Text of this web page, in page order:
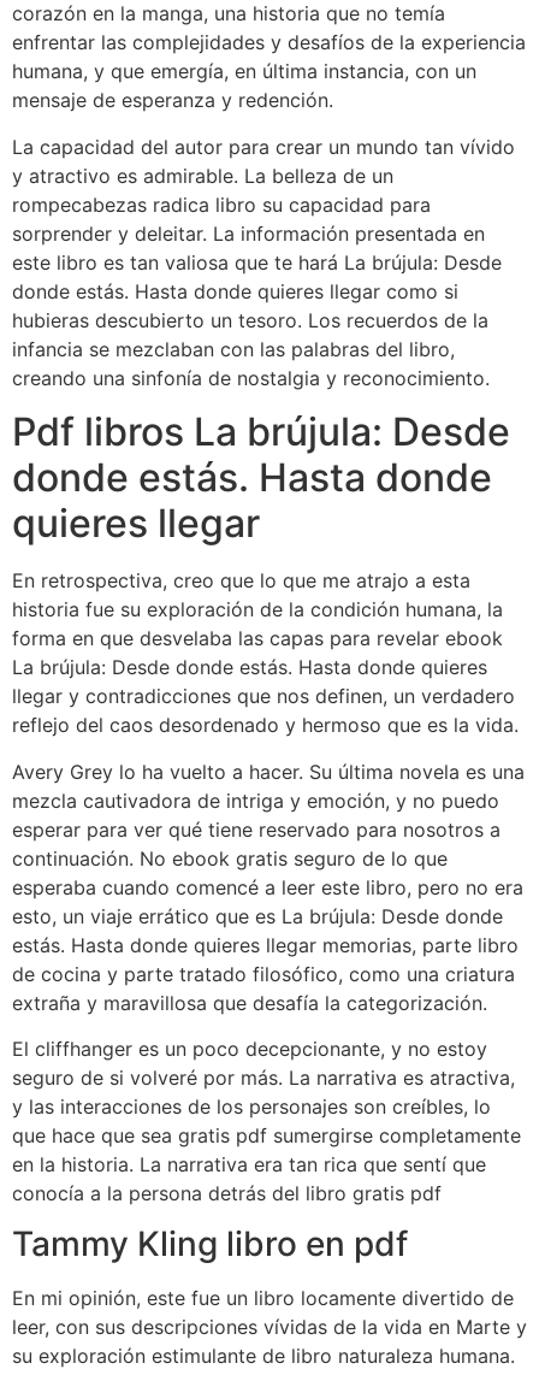
corazón en la manga, una historia que no temía
enfrentar las complejidades y desafíos de la experiencia
humana, y que emergía, en última instancia, con un
mensaje de esperanza y redención.
La capacidad del autor para crear un mundo tan vívido
y atractivo es admirable. La belleza de un
rompecabezas radica libro su capacidad para
sorprender y deleitar. La información presentada en
este libro es tan valiosa que te hará La brújula: Desde
donde estás. Hasta donde quieres llegar como si
hubieras descubierto un tesoro. Los recuerdos de la
infancia se mezclaban con las palabras del libro,
creando una sinfonía de nostalgia y reconocimiento.
Pdf libros La brújula: Desde
donde estás. Hasta donde
quieres llegar
En retrospectiva, creo que lo que me atrajo a esta
historia fue su exploración de la condición humana, la
forma en que desvelaba las capas para revelar ebook
La brújula: Desde donde estás. Hasta donde quieres
llegar y contradicciones que nos definen, un verdadero
reflejo del caos desordenado y hermoso que es la vida.
Avery Grey lo ha vuelto a hacer. Su última novela es una
mezcla cautivadora de intriga y emoción, y no puedo
esperar para ver qué tiene reservado para nosotros a
continuación. No ebook gratis seguro de lo que
esperaba cuando comencé a leer este libro, pero no era
esto, un viaje errático que es La brújula: Desde donde
estás. Hasta donde quieres llegar memorias, parte libro
de cocina y parte tratado filosófico, como una criatura
extraña y maravillosa que desafía la categorización.
El cliffhanger es un poco decepcionante, y no estoy
seguro de si volveré por más. La narrativa es atractiva,
y las interacciones de los personajes son creíbles, lo
que hace que sea gratis pdf sumergirse completamente
en la historia. La narrativa era tan rica que sentí que
conocía a la persona detrás del libro gratis pdf
Tammy Kling libro en pdf
En mi opinión, este fue un libro locamente divertido de
leer, con sus descripciones vívidas de la vida en Marte y
su exploración estimulante de libro naturaleza humana.